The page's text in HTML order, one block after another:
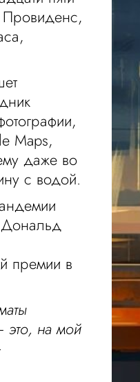
Maps,
даже во
с водой.
Дональд
премии в
это, на мой